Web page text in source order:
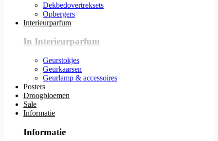
Dekbedovertreksets
Opbergers
Interieurparfum
In Interieurparfum
Geurstokjes
Geurkaarsen
Geurlamp & accessoires
Posters
Droogbloemen
Sale
Informatie
Informatie